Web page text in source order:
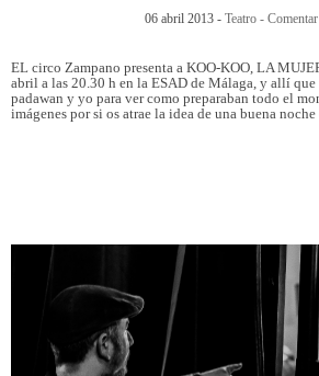
06 abril 2013 - Teatro - Comentar
EL circo Zampano presenta a KOO-KOO, LA
abril a las 20.30 h en la ESAD de Málaga, y allí
padawan y yo para ver como preparaban todo el
imágenes por si os atrae la idea de una buena